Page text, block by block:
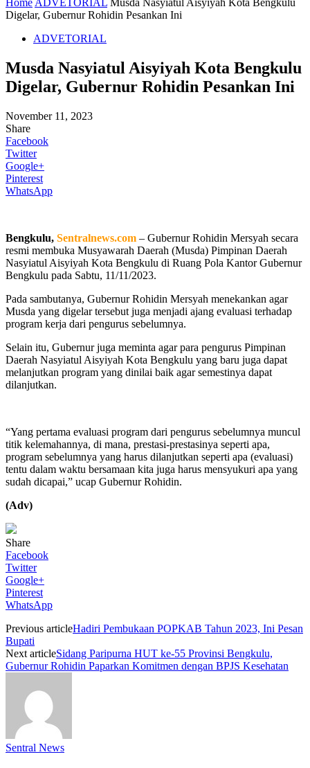
Home ADVETORIAL Musda Nasyiatul Aisyiyah Kota Bengkulu
Digelar, Gubernur Rohidin Pesankan Ini
ADVETORIAL
Musda Nasyiatul Aisyiyah Kota Bengkulu
Digelar, Gubernur Rohidin Pesankan Ini
November 11, 2023
Share
Facebook
Twitter
Google+
Pinterest
WhatsApp
Bengkulu, Sentralnews.com – Gubernur Rohidin Mersyah secara
resmi membuka Musyawarah Daerah (Musda) Pimpinan Daerah
Nasyiatul Aisyiyah Kota Bengkulu di Ruang Pola Kantor Gubernur
Bengkulu pada Sabtu, 11/11/2023.
Pada sambutanya, Gubernur Rohidin Mersyah menekankan agar
Musda yang digelar tersebut juga menjadi ajang evaluasi terhadap
program kerja dari pengurus sebelumnya.
Selain itu, Gubernur juga meminta agar para pengurus Pimpinan
Daerah Nasyiatul Aisyiyah Kota Bengkulu yang baru juga dapat
melanjutkan program yang dinilai baik agar semestinya dapat
dilanjutkan.
“Yang pertama evaluasi program dari pengurus sebelumnya muncul
titik kelemahannya, di mana, prestasi-prestasinya seperti apa,
program sebelumnya yang harus dilanjutkan seperti apa (evaluasi)
tentu dalam waktu bersamaan kita juga harus mensyukuri apa yang
sudah dicapai,” ucap Gubernur Rohidin.
(Adv)
Share
Facebook
Twitter
Google+
Pinterest
WhatsApp
Previous articleHadiri Pembukaan POPKAB Tahun 2023, Ini Pesan
Bupati
Next articleSidang Paripurna HUT ke-55 Provinsi Bengkulu,
Gubernur Rohidin Paparkan Komitmen dengan BPJS Kesehatan
Sentral News